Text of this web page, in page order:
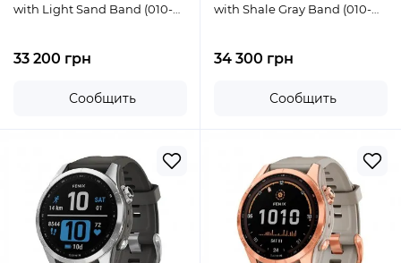
with Light Sand Band (010-
33 200 грн
Сообщить
with Shale Gray Band (010-
34 300 грн
Сообщить